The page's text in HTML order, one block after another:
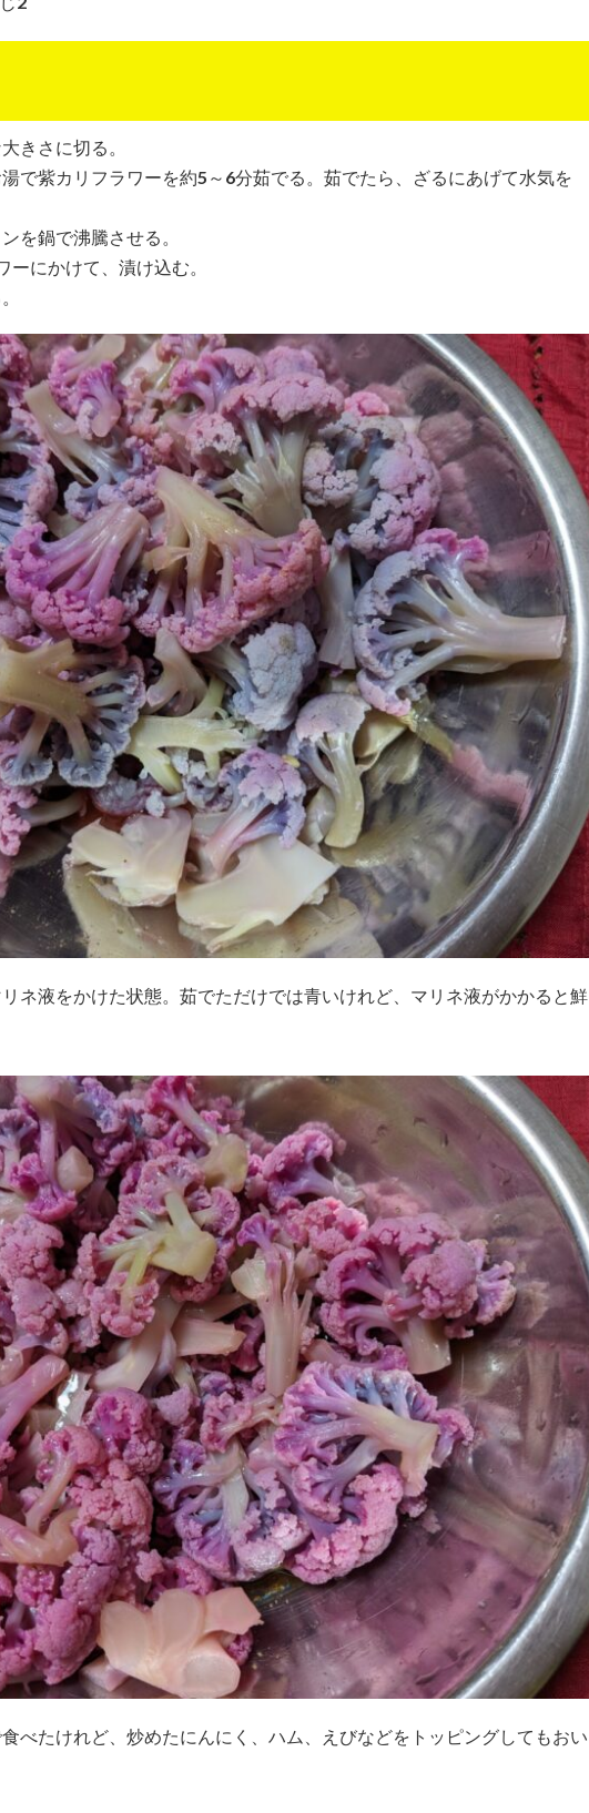
きさに切る。
で紫カリフラワーを約5～6分茹でる。茹でたら、ざるにあげて水気を
を鍋で沸騰させる。
にかけて、漬け込む。
ネ液をかけた状態。茹でただけでは青いけれど、マリネ液がかかると鮮
べたけれど、炒めたにんにく、ハム、えびなどをトッピングしてもおい